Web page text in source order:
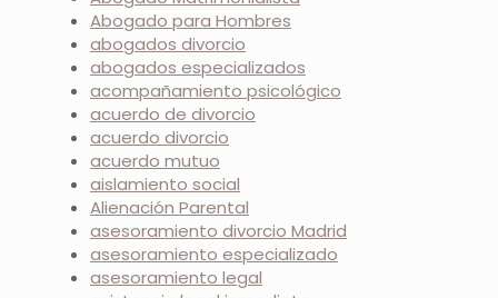
Abogado para Hombres
abogados divorcio
abogados especializados
acompañamiento psicológico
acuerdo de divorcio
acuerdo divorcio
acuerdo mutuo
aislamiento social
Alienación Parental
asesoramiento divorcio Madrid
asesoramiento especializado
asesoramiento legal